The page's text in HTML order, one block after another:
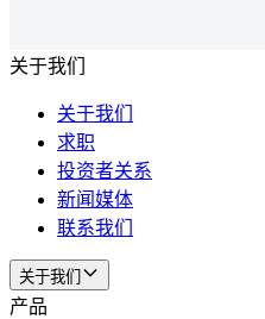
关于我们
关于我们
求职
投资者关系
新闻媒体
联系我们
关于我们
产品